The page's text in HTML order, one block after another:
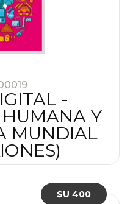
-
Y
MUNDIAL
$U 400